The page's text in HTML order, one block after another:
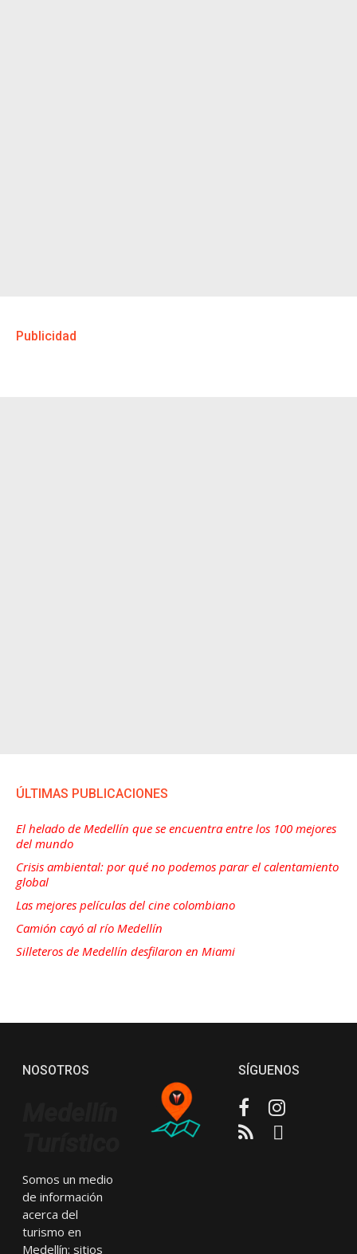
Publicidad
ÚLTIMAS PUBLICACIONES
El helado de Medellín que se encuentra entre los 100 mejores
del mundo
Crisis ambiental: por qué no podemos parar el calentamiento
global
Las mejores películas del cine colombiano
Camión cayó al río Medellín
Silleteros de Medellín desfilaron en Miami
NOSOTROS
Somos un medio
de información
acerca del
turismo en
Medellín: sitios
SÍGUENOS
FacebookInstagram